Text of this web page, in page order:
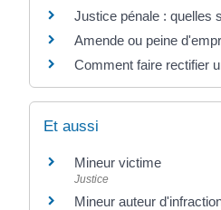
Justice pénale : quelles
Amende ou peine
Comment faire rectifier
Et aussi
Mineur victime
Justice
Mineur auteur